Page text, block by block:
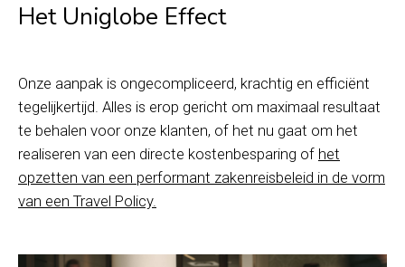
Het Uniglobe Effect
Onze aanpak is ongecompliceerd, krachtig en efficiënt
tegelijkertijd. Alles is erop gericht om maximaal resultaat
te behalen voor onze klanten, of het nu gaat om het
realiseren van een directe kostenbesparing of het
opzetten van een performant zakenreisbeleid in de vorm
van een Travel Policy.